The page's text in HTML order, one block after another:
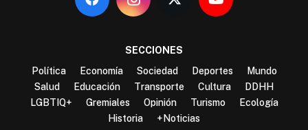
SECCIONES
Política
Economía Sociedad Deportes
Mundo
Salud
Educación Transporte Cultura
DDHH
LGBTIQ+
Gremiales Opinión Turismo
Ecología
Historia
+Noticias